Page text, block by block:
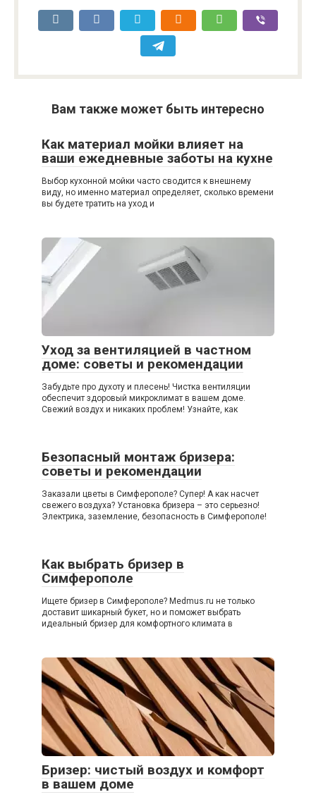
Вам также может быть интересно
Как материал мойки влияет на
ваши ежедневные заботы на кухне
Выбор кухонной мойки часто сводится к внешнему
виду, но именно материал определяет, сколько времени
вы будете тратить на уход и
Уход за вентиляцией в частном
доме: советы и рекомендации
Забудьте про духоту и плесень! Чистка вентиляции
обеспечит здоровый микроклимат в вашем доме.
Свежий воздух и никаких проблем! Узнайте, как
Безопасный монтаж бризера:
советы и рекомендации
Заказали цветы в Симферополе? Супер! А как насчет
свежего воздуха? Установка бризера – это серьезно!
Электрика, заземление, безопасность в Симферополе!
Как выбрать бризер в
Симферополе
Ищете бризер в Симферополе? Medmus.ru не только
доставит шикарный букет, но и поможет выбрать
идеальный бризер для комфортного климата в
Бризер: чистый воздух и комфорт
в вашем доме